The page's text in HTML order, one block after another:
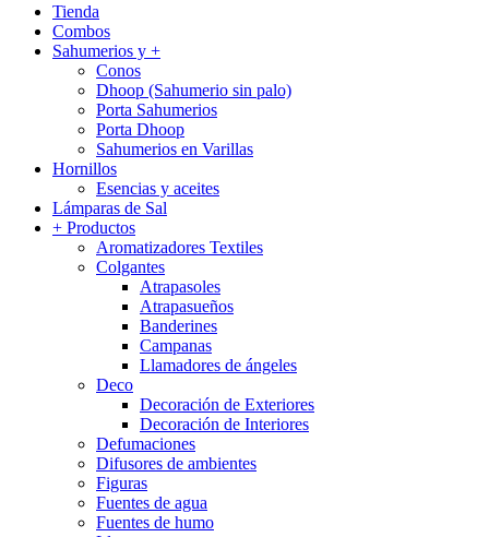
Primary
Menu
Tienda
Combos
Sahumerios y +
Conos
Dhoop (Sahumerio sin palo)
Porta Sahumerios
Porta Dhoop
Sahumerios en Varillas
Hornillos
Esencias y aceites
Lámparas de Sal
+ Productos
Aromatizadores Textiles
Colgantes
Atrapasoles
Atrapasueños
Banderines
Campanas
Llamadores de ángeles
Deco
Decoración de Exteriores
Decoración de Interiores
Defumaciones
Difusores de ambientes
Figuras
Fuentes de agua
Fuentes de humo